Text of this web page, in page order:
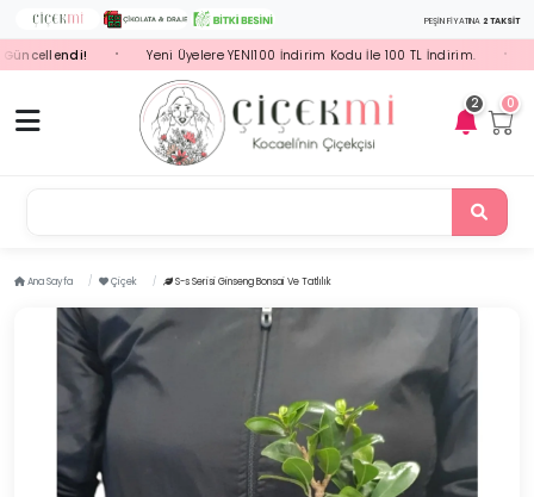
PEŞİN FİYATINA 2 TAKSİT
Yeni Üyelere YENI100 İndirim Kodu İle 100 TL İndirim.
2 0
Ana Sayfa Çiçek S-s Serisi Ginseng Bonsai Ve Tatlılık